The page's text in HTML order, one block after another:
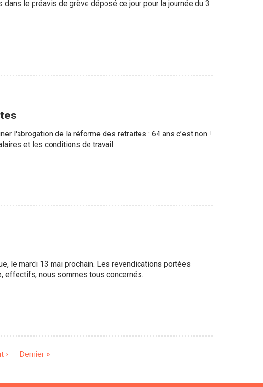
le préavis de grève déposé ce jour pour la journée du 3
l'abrogation de la réforme des retraites : 64 ans c’est non !
et les conditions de travail
le mardi 13 mai prochain. Les revendications portées
effectifs, nous sommes tous concernés.
›
Dernière
Dernier »